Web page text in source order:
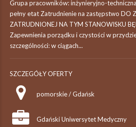
Grupa pracowników: inżynieryjno-
pełny etat Zatrudnienie na zastępstwo DO
ZATRUDNIONEJ NA TYM STANOWISKU
Zapewnienia porządku i czystości w
szczególności: w ciągach...
SZCZEGÓŁY OFERTY
pomorskie / Gdańsk
Gdański Uniwersytet Medyczny